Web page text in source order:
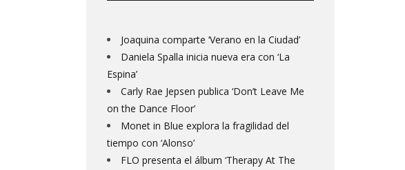
Joaquina comparte ‘Verano en la Ciudad’
Daniela Spalla inicia nueva era con ‘La
Espina’
Carly Rae Jepsen publica ‘Don’t Leave Me
on the Dance Floor’
Monet in Blue explora la fragilidad del
tiempo con ‘Alonso’
FLO presenta el álbum ‘Therapy At The